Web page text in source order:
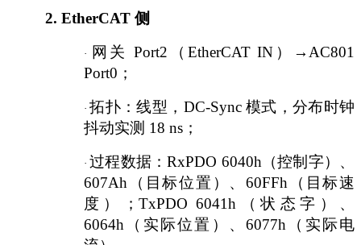
2. EtherCAT 侧
· 网关 Port2（EtherCAT IN）→AC801
Port0；
·拓扑：线型， DC-Sync 模式，分布时钟
抖动实测 18 ns；
·过程数据：RxPDO 6040h（控制字）、
607Ah（目标位置）、60FFh（目标速
度）；TxPDO 6041h（状态字）、
6064h（实际位置）、6077h（实际电